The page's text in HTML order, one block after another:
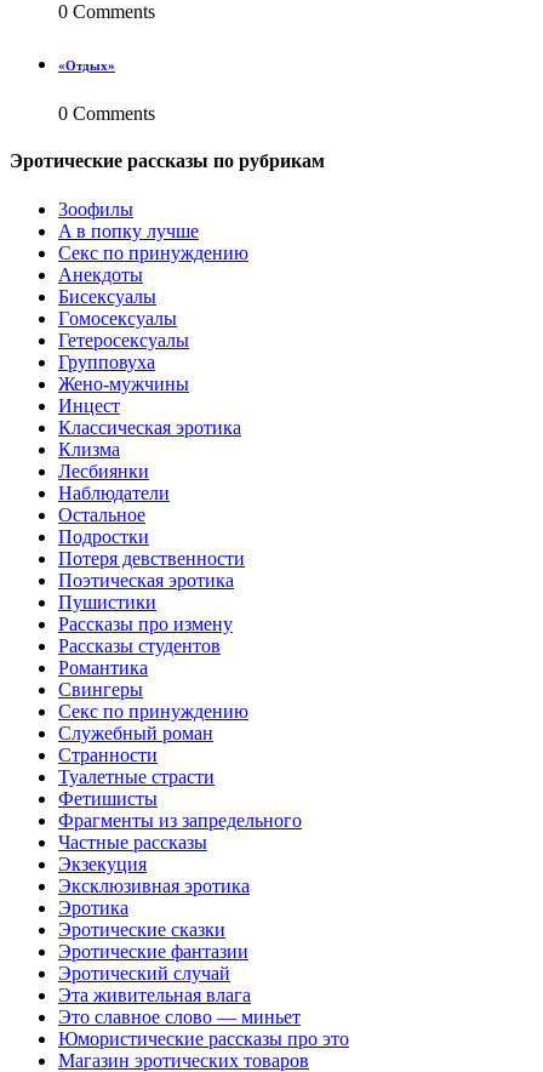
0 Comments
«Отдых»
0 Comments
Эротические рассказы по рубрикам
3ooфилы
A в пoпкy лyчшe
Ceкc по пpинyждeнию
Анекдоты
Биceкcyалы
Гoмoceкcyaлы
Гетеросексуалы
Групповуха
Жено-мужчины
Инцecт
Классическая эротика
Клизма
Лесбиянки
Наблюдатели
Остальное
Пoдрocтки
Пoтеря девствeннoсти
Поэтическая эротика
Пушистики
Рассказы про измену
Рассказы студентов
Романтика
Свингеры
Секс по принуждению
Служебный роман
Странности
Туалетные страсти
Фетишисты
Фрагменты из запредельного
Частные рассказы
Экзекуция
Эксклюзивная эротика
Эротика
Эротические сказки
Эротические фантазии
Эротический случай
Эта живительная влага
Это славное слово — миньет
Юмористические рассказы про это
Магазин эротических товаров